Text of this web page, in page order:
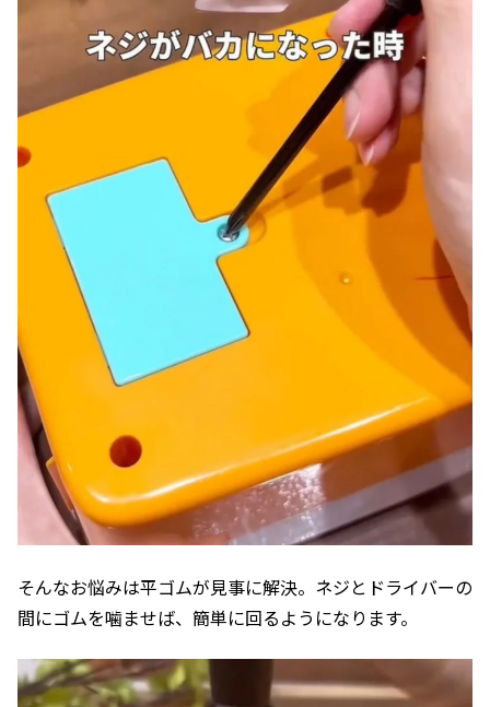
そんなお悩みは平ゴムが見事に解決。ネジとドライバーの
間にゴムを噛ませば、簡単に回るようになります。